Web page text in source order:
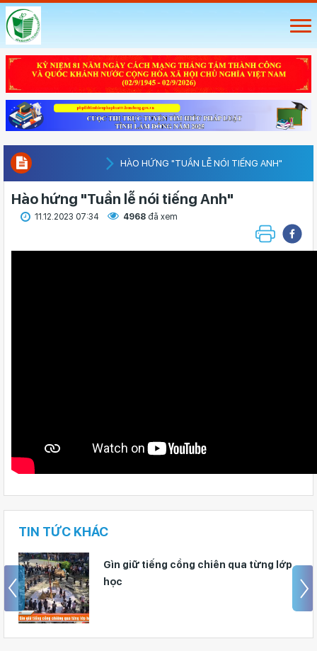
HÀO HỨNG "TUẦN LỄ NÓI TIẾNG ANH"
Hào hứng "Tuần lễ nói tiếng Anh"
11.12.2023 07:34 4968 đã xem
TIN TỨC KHÁC
Gìn giữ tiếng cồng chiên qua từng lớp
học